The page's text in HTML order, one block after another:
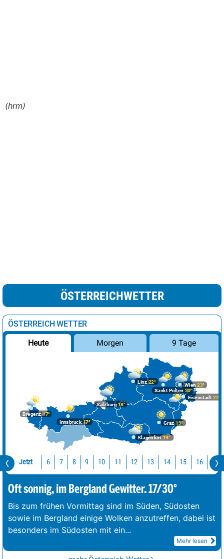
(hrm)
ÖSTERREICHWETTER
ÖSTERREICH WETTER
Heute Morgen 9 Tage
Bregenz17°
Graz19°
Innsbruck17°
Klagenfurt 19°
Linz22°
Salzburg18°
Wien 23°
Eisenstadt 22°
Sankt Pölten 20°
Jetzt 6 7 8 9 10 11 12 13 14 15 16 17
Oft sonnig, im Bergland Gewitter. 17/30°
Bis zum frühen Vormittag sind im Süden, Südosten
sowie im Bergland einige Wolken anzutreffen, dabei ist
besonders im Südosten mit ein...
Mehr lesen